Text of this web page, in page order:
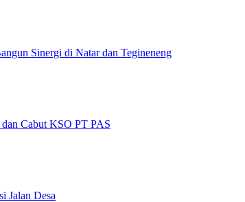
Sinergi di Natar dan Tegineneng
Cabut KSO PT PAS
Jalan Desa